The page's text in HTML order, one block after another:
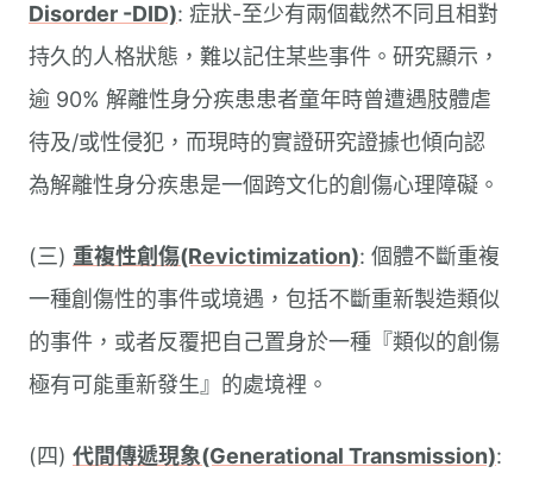
Disorder -DID): 症狀-至少有兩個截然不同且相對
持久的人格狀態，難以記住某些事件。研究顯示，
逾 90% 解離性身分疾患患者童年時曾遭遇肢體虐
待及/或性侵犯，而現時的實證研究證據也傾向認
為解離性身分疾患是一個跨文化的創傷心理障礙。
(三) 重複性創傷(Revictimization): 個體不斷重複
一種創傷性的事件或境遇，包括不斷重新製造類似
的事件，或者反覆把自己置身於一種『類似的創傷
極有可能重新發生』的處境裡。
(四) 代間傳遞現象(Generational Transmission):